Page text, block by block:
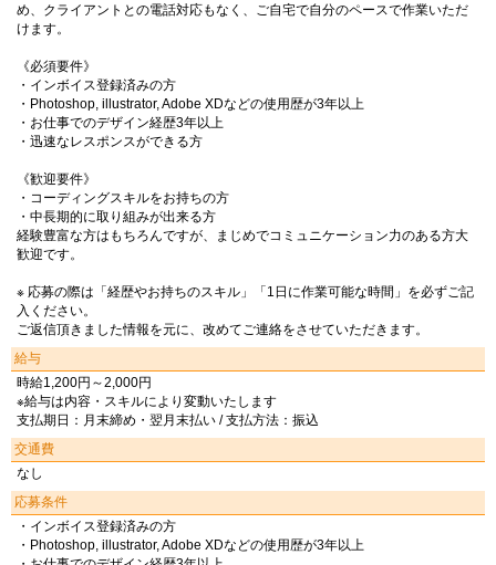
め、クライアントとの電話対応もなく、ご自宅で自分のペースで作業いただ
けます。
《必須要件》
・インボイス登録済みの方
・Photoshop, illustrator, Adobe XDなどの使用歴が3年以上
・お仕事でのデザイン経歴3年以上
・迅速なレスポンスができる方
《歓迎要件》
・コーディングスキルをお持ちの方
・中長期的に取り組みが出来る方
経験豊富な方はもちろんですが、まじめでコミュニケーション力のある方大
歓迎です。
※ 応募の際は「経歴やお持ちのスキル」「1日に作業可能な時間」を必ずご記
入ください。
ご返信頂きました情報を元に、改めてご連絡をさせていただきます。
給与
時給1,200円～2,000円
※給与は内容・スキルにより変動いたします
支払期日：月末締め・翌月末払い / 支払方法：振込
交通費
なし
応募条件
・インボイス登録済みの方
・Photoshop, illustrator, Adobe XDなどの使用歴が3年以上